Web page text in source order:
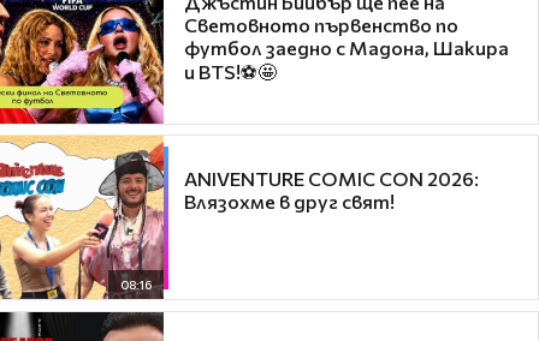
Световното първенство по
футбол заедно с Мадона, Шакира
и BTS!⚽🤩
08:16
ANIVENTURE COMIC CON 2026:
Влязохме в друг свят!